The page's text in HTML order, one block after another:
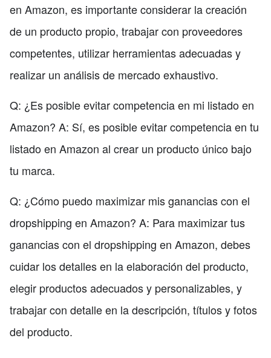
en Amazon, es importante considerar la creación
de un producto propio, trabajar con proveedores
competentes, utilizar herramientas adecuadas y
realizar un análisis de mercado exhaustivo.
Q: ¿Es posible evitar competencia en mi listado en
Amazon? A: Sí, es posible evitar competencia en tu
listado en Amazon al crear un producto único bajo
tu marca.
Q: ¿Cómo puedo maximizar mis ganancias con el
dropshipping en Amazon? A: Para maximizar tus
ganancias con el dropshipping en Amazon, debes
cuidar los detalles en la elaboración del producto,
elegir productos adecuados y personalizables, y
trabajar con detalle en la descripción, títulos y fotos
del producto.